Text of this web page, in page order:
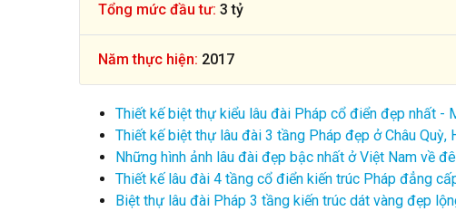
Tổng mức đầu tư: 3 tỷ
Năm thực hiện: 2017
Thiết kế biệt thự kiểu lâu đài Pháp cổ điển đẹp nhất -
Thiết kế biệt thự lâu đài 3 tầng Pháp đẹp ở Châu Quỳ,
Những hình ảnh lâu đài đẹp bậc nhất ở Việt Nam về
Thiết kế lâu đài 4 tầng cổ điển kiến trúc Pháp đẳng
Biệt thự lâu đài Pháp 3 tầng kiến trúc dát vàng đẹp